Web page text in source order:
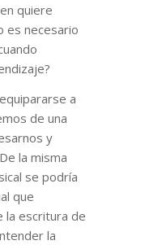
quiere
es necesario
a
de una
y
la misma
se podría
que
la escritura de
la